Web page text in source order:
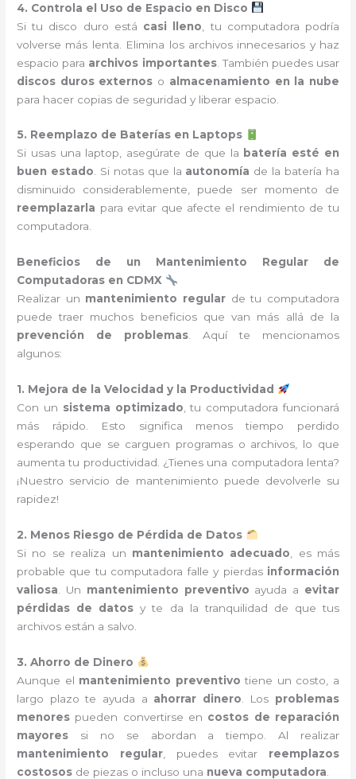
4. Controla el Uso de Espacio en Disco
Si tu disco duro está casi lleno , tu computadora podría
volverse más lenta. Elimina los archivos innecesarios y haz
espacio para archivos importantes. También puedes usar
discos duros externos o almacenamiento en la nube
para hacer copias de seguridad y liberar espacio.
5. Reemplazo de Baterías en Laptops
Si usas una laptop, asegúrate de que la batería esté en
buen estado. Si notas que la autonomía de la batería ha
disminuido considerablemente, puede ser momento de
reemplazarla para evitar que afecte el rendimiento de tu
computadora.
Beneficios de un Mantenimiento Regular de
Computadoras en CDMX
Realizar un mantenimiento regular de tu computadora
puede traer muchos beneficios que van más allá de la
prevención de problemas. Aquí te mencionamos
algunos:
1. Mejora de la Velocidad y la Productividad
Con un sistema optimizado , tu computadora funcionará
más rápido. Esto significa menos tiempo perdido
esperando que se carguen programas o archivos, lo que
aumenta tu productividad. ¿Tienes una computadora lenta?
¡Nuestro servicio de mantenimiento puede devolverle su
rapidez!
2. Menos Riesgo de Pérdida de Datos
Si no se realiza un mantenimiento adecuado , es más
probable que tu computadora falle y pierdas información
valiosa . Un mantenimiento preventivo ayuda a evitar
pérdidas de datos y te da la tranquilidad de que tus
archivos están a salvo.
3. Ahorro de Dinero
Aunque el mantenimiento preventivo tiene un costo, a
largo plazo te ayuda a ahorrar dinero . Los problemas
menores pueden convertirse en costos de reparación
mayores si no se abordan a tiempo. Al realizar
mantenimiento regular, puedes evitar reemplazos
costosos de piezas o incluso una nueva computadora